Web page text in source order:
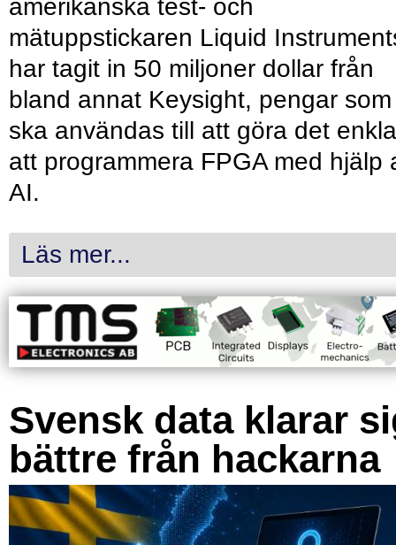
amerikanska test- och
mätuppstickaren Liquid
har tagit in 50 miljoner dollar från
bland annat Keysight, pengar som
ska användas till att göra det
att programmera FPGA med hjälp
AI.
Läs mer...
Svensk data klarar
bättre från hackarna